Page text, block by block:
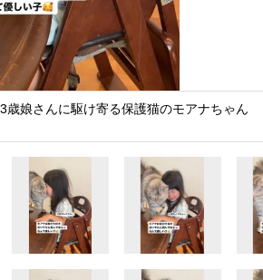
歳娘さんに駆け寄る保護猫のモアナちゃん